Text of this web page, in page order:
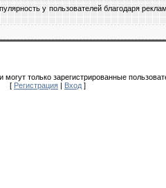
у пользователей благодаря
только зарегистрированные
[ Регистрация | Вход ]